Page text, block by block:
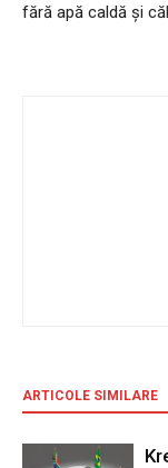
fără apă caldă și
ARTICOLE SIMILARE